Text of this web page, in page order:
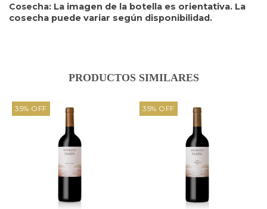
Cosecha: La imagen de la botella es orientativa. La
cosecha puede variar según disponibilidad.
PRODUCTOS SIMILARES
35% OFF 35% OFF